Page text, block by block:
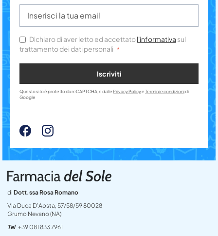
di Dott.ssa Rosa Romano
Via Duca D’Aosta, 57/58/59 80028
Grumo Nevano (NA)
Tel +39 081 833 7961
Dichiaro di aver letto ed accettatol'informativa sul
trattamento dei dati personali
Iscriviti
Questo sito è protetto da reCAPTCHA, e dalle Privacy PolicyeTermini e condizionidi
Google